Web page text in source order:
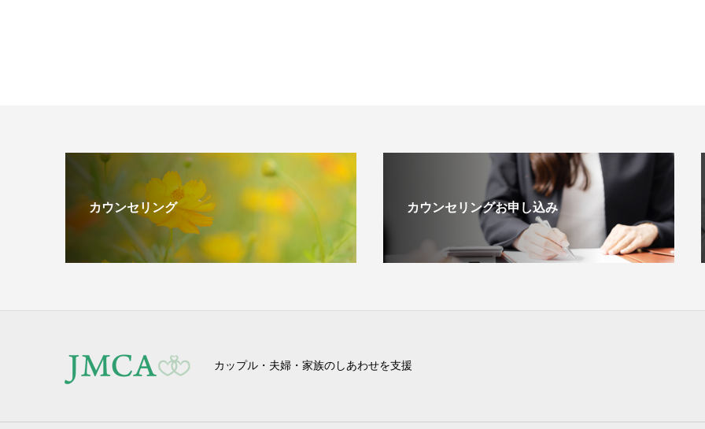
カウンセリング カウンセリングお申し込み
カップル・夫婦・家族のしあわせを支援